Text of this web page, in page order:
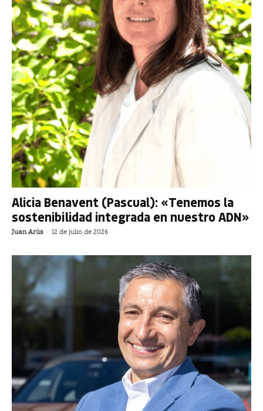
Alicia Benavent (Pascual): «Tenemos la
sostenibilidad integrada en nuestro ADN»
Juan Arús - 12 de julio de 2026